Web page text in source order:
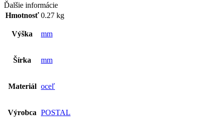
Ďalšie informácie
Hmotnosť 0.27 kg
Výška mm
Šírka mm
Materiál oceľ
Výrobca POSTAL